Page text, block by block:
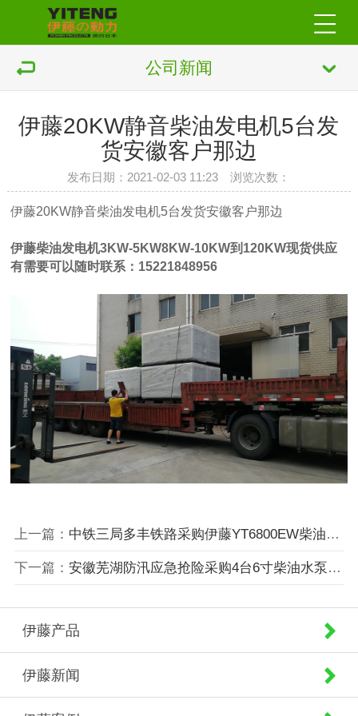
公司新闻
伊藤20KW静音柴油发电机5台发
货安徽客户那边
发布日期：2021-02-03 11:23 浏览次数：
伊藤20KW静音柴油发电机5台发货安徽客户那边
伊藤柴油发电机3KW-5KW8KW-10KW到120KW现货供应
有需要可以随时联系：15221848956
上一篇： 中铁三局多丰铁路采购伊藤YT6800EW柴油发电电焊机
下一篇： 安徽芜湖防汛应急抢险采购4台6寸柴油水泵YT60D
伊藤产品
伊藤新闻